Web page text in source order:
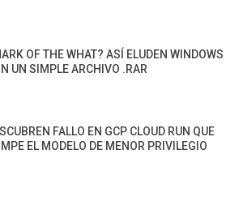
OF THE WHAT? ASÍ ELUDEN WINDOWS
UN SIMPLE ARCHIVO .RAR
FALLO EN GCP CLOUD RUN QUE
EL MODELO DE MENOR PRIVILEGIO